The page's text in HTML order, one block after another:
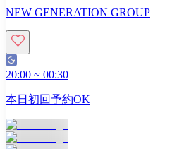
NEW GENERATION GROUP
20:00 ~ 00:30
本日初回予約OK